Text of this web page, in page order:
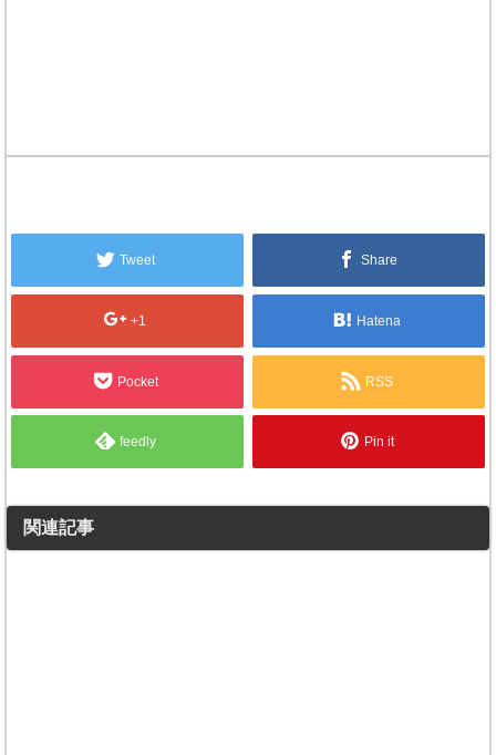
Tweet Share
+1 Hatena
Pocket RSS
feedly Pin it
関連記事